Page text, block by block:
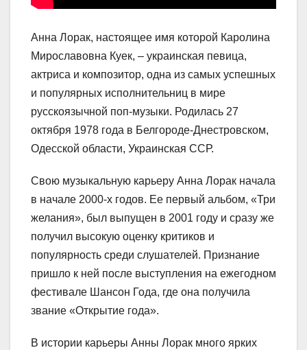
Анна Лорак, настоящее имя которой Каролина
Мирославовна Куек, – украинская певица,
актриса и композитор, одна из самых успешных
и популярных исполнительниц в мире
русскоязычной поп-музыки. Родилась 27
октября 1978 года в Белгороде-Днестровском,
Одесской области, Украинская ССР.
Свою музыкальную карьеру Анна Лорак начала
в начале 2000-х годов. Ее первый альбом, «Три
желания», был выпущен в 2001 году и сразу же
получил высокую оценку критиков и
популярность среди слушателей. Признание
пришло к ней после выступления на ежегодном
фестивале Шансон Года, где она получила
звание «Открытие года».
В истории карьеры Анны Лорак много ярких